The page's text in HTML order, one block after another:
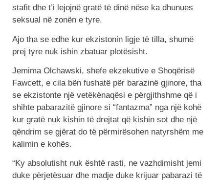
stafit dhe t’i lejojnë gratë të dinë nëse ka dhunues
seksual në zonën e tyre.
Ajo tha se edhe kur ekzistonin ligje të tilla, shumë
prej tyre nuk ishin zbatuar plotësisht.
Jemima Olchawski, shefe ekzekutive e Shoqërisë
Fawcett, e cila bën fushatë për barazinë gjinore, tha
se ekzistonte një vetëkënaqësi e përgjithshme që i
shihte pabarazitë gjinore si “fantazma” nga një kohë
kur gratë nuk kishin të drejtat që kishin sot dhe një
qëndrim se gjërat do të përmirësohen natyrshëm me
kalimin e kohës.
“Ky absolutisht nuk është rasti, ne vazhdimisht jemi
duke përjetësuar dhe madje duke krijuar pabarazi të